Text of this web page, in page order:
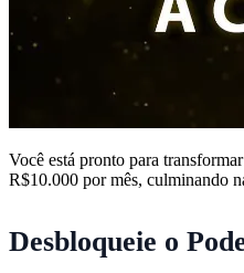
Você está pronto para
R$10.000 por mês, culminando
Desbloqueie o